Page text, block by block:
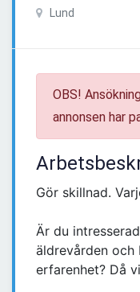
Lund
OBS!
annonsen har
Gör skillnad.
Är du
äldrevården och
erfarenhet? Då